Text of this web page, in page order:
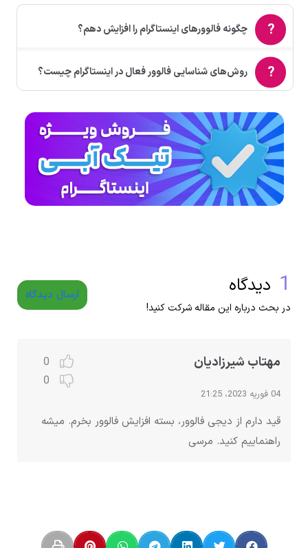
چگونه فالوورهای اینستاگرام را افزایش دهم؟
روش‌های شناسایی فالوور فعال در اینستاگرام چیست؟
1 دیدگاه
در بحث درباره این مقاله شرکت کنید!
ارسال دیدگاه
0
0
مهتاب شیرزادیان
04 فوریه 2023، 21:25
قید دارم از دیجی فالوور، بسته افزایش فالوور بخرم. میشه
راهنماییم کنید. مرسی